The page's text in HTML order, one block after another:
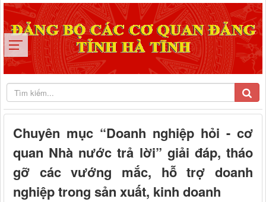
Chuyên mục “Doanh nghiệp hỏi - cơ
quan Nhà nước trả lời” giải đáp, tháo
gỡ các vướng mắc, hỗ trợ doanh
nghiệp trong sản xuất, kinh doanh